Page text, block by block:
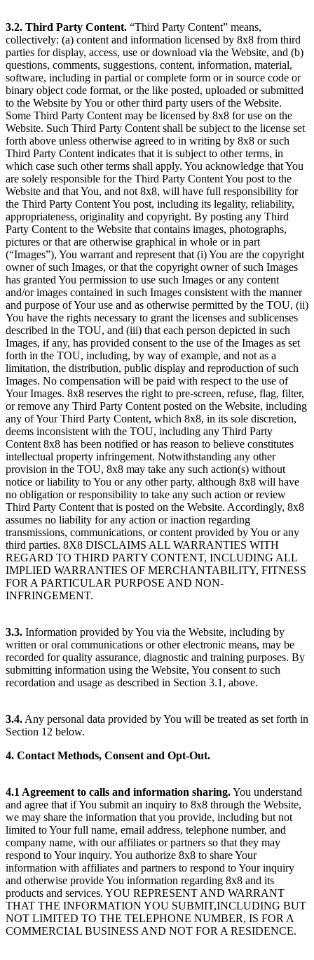
3.2. Third Party Content. “Third Party Content” means,
collectively: (a) content and information licensed by 8x8 from third
parties for display, access, use or download via the Website, and (b)
questions, comments, suggestions, content, information, material,
software, including in partial or complete form or in source code or
binary object code format, or the like posted, uploaded or submitted
to the Website by You or other third party users of the Website.
Some Third Party Content may be licensed by 8x8 for use on the
Website. Such Third Party Content shall be subject to the license set
forth above unless otherwise agreed to in writing by 8x8 or such
Third Party Content indicates that it is subject to other terms, in
which case such other terms shall apply. You acknowledge that You
are solely responsible for the Third Party Content You post to the
Website and that You, and not 8x8, will have full responsibility for
the Third Party Content You post, including its legality, reliability,
appropriateness, originality and copyright. By posting any Third
Party Content to the Website that contains images, photographs,
pictures or that are otherwise graphical in whole or in part
(“Images”), You warrant and represent that (i) You are the copyright
owner of such Images, or that the copyright owner of such Images
has granted You permission to use such Images or any content
and/or images contained in such Images consistent with the manner
and purpose of Your use and as otherwise permitted by the TOU, (ii)
You have the rights necessary to grant the licenses and sublicenses
described in the TOU, and (iii) that each person depicted in such
Images, if any, has provided consent to the use of the Images as set
forth in the TOU, including, by way of example, and not as a
limitation, the distribution, public display and reproduction of such
Images. No compensation will be paid with respect to the use of
Your Images. 8x8 reserves the right to pre-screen, refuse, flag, filter,
or remove any Third Party Content posted on the Website, including
any of Your Third Party Content, which 8x8, in its sole discretion,
deems inconsistent with the TOU, including any Third Party
Content 8x8 has been notified or has reason to believe constitutes
intellectual property infringement. Notwithstanding any other
provision in the TOU, 8x8 may take any such action(s) without
notice or liability to You or any other party, although 8x8 will have
no obligation or responsibility to take any such action or review
Third Party Content that is posted on the Website. Accordingly, 8x8
assumes no liability for any action or inaction regarding
transmissions, communications, or content provided by You or any
third parties. 8X8 DISCLAIMS ALL WARRANTIES WITH
REGARD TO THIRD PARTY CONTENT, INCLUDING ALL
IMPLIED WARRANTIES OF MERCHANTABILITY, FITNESS
FOR A PARTICULAR PURPOSE AND NON-
INFRINGEMENT.
3.3. Information provided by You via the Website, including by
written or oral communications or other electronic means, may be
recorded for quality assurance, diagnostic and training purposes. By
submitting information using the Website, You consent to such
recordation and usage as described in Section 3.1, above.
3.4. Any personal data provided by You will be treated as set forth in
Section 12 below.
4. Contact Methods, Consent and Opt-Out.
4.1 Agreement to calls and information sharing.You understand
and agree that if You submit an inquiry to 8x8 through the Website,
we may share the information that you provide, including but not
limited to Your full name, email address, telephone number, and
company name, with our affiliates or partners so that they may
respond to Your inquiry. You authorize 8x8 to share Your
information with affiliates and partners to respond to Your inquiry
and otherwise provide You information regarding 8x8 and its
products and services. YOU REPRESENT AND WARRANT
THAT THE INFORMATION YOU SUBMIT,INCLUDING BUT
NOT LIMITED TO THE TELEPHONE NUMBER, IS FOR A
COMMERCIAL BUSINESS AND NOT FOR A RESIDENCE.